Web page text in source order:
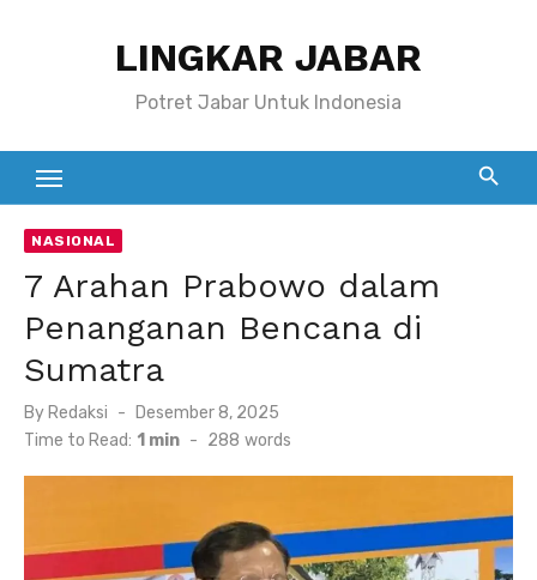
LINGKAR JABAR
Potret Jabar Untuk Indonesia
NASIONAL
7 Arahan Prabowo dalam
Penanganan Bencana di
Sumatra
By Redaksi
Posted
on
Desember 8, 2025
Time to Read: 1 min - 288 words